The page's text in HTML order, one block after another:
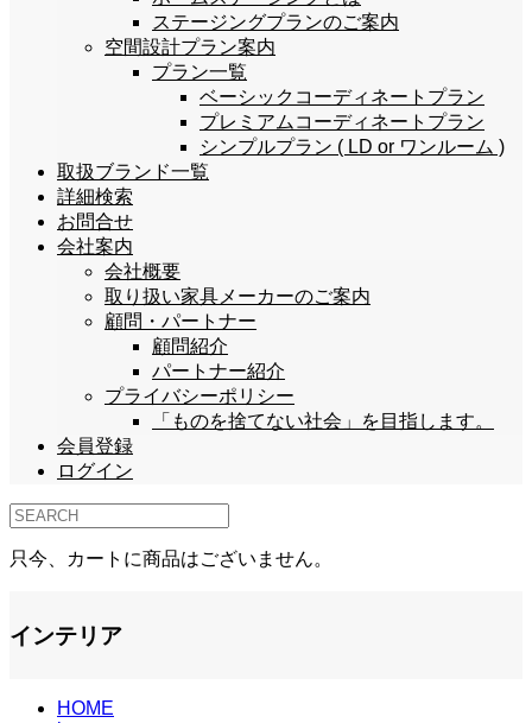
ステージングプランのご案内
空間設計プラン案内
プラン一覧
ベーシックコーディネートプラン
プレミアムコーディネートプラン
シンプルプラン ( LD or ワンルーム )
取扱ブランド一覧
詳細検索
お問合せ
会社案内
会社概要
取り扱い家具メーカーのご案内
顧問・パートナー
顧問紹介
パートナー紹介
プライバシーポリシー
「ものを捨てない社会」を目指します。
会員登録
ログイン
只今、カートに商品はございません。
インテリア
HOME